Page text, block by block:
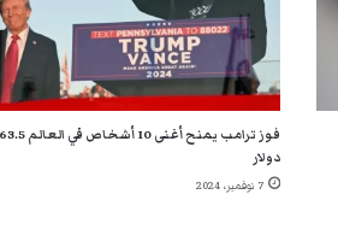
دولار
7 نوفمبر، 2024